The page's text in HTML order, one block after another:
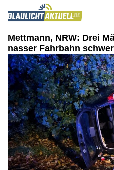
Mettmann, NRW: Drei
nasser Fahrbahn